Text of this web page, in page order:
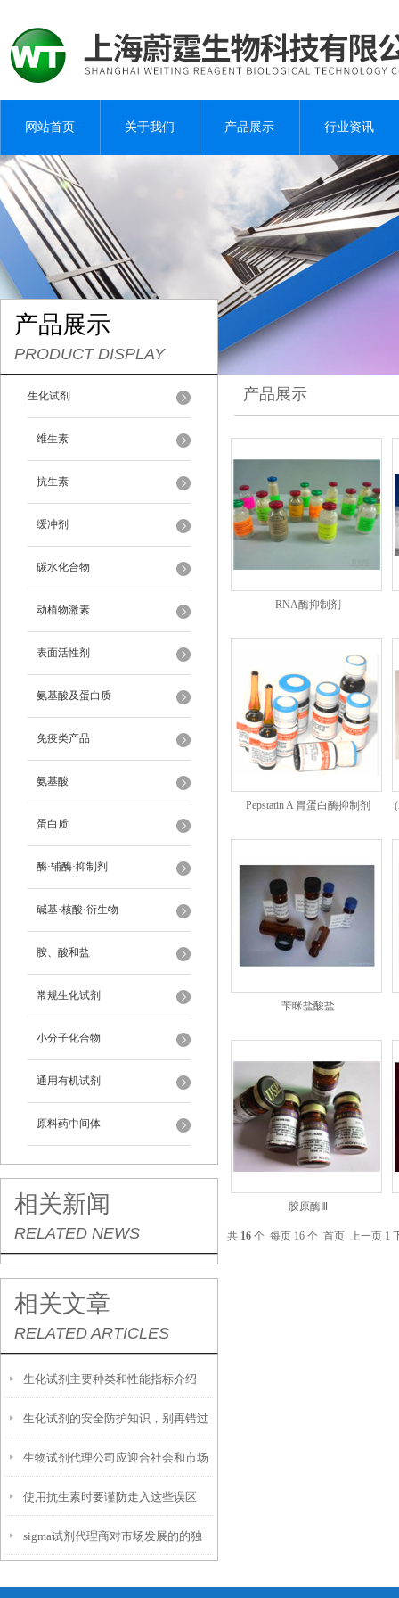
网站首页 关于我们 产品展示 行业资讯
产品展示
PRODUCT DISPLAY
生化试剂
维生素
抗生素
缓冲剂
碳水化合物
动植物激素
表面活性剂
氨基酸及蛋白质
免疫类产品
氨基酸
蛋白质
酶·辅酶·抑制剂
碱基·核酸·衍生物
胺、酸和盐
常规生化试剂
小分子化合物
通用有机试剂
原料药中间体
相关新闻
RELATED NEWS
相关文章
RELATED ARTICLES
生化试剂主要种类和性能指标介绍
生化试剂的安全防护知识，别再错过
了！
生物试剂代理公司应迎合社会和市场
的发展潮流
使用抗生素时要谨防走入这些误区
sigma试剂代理商对市场发展的的独
产品展示
RNA酶抑制剂
Pepstatin A 胃蛋白酶抑制剂
苄眯盐酸盐
胶原酶Ⅲ
共 16 个 每页 16 个 首页 上一页 1